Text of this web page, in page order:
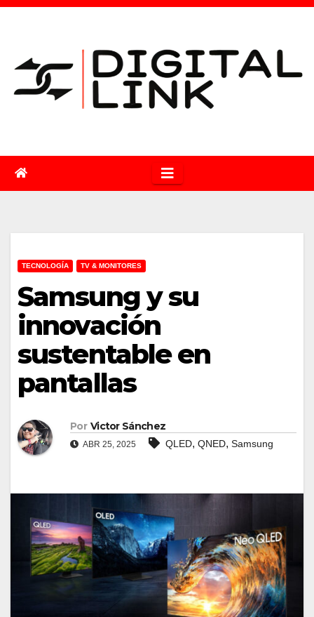
Saltar
TECNOLOGÍA TV & MONITORES
Samsung y su
innovación
sustentable en
pantallas
Por Victor Sánchez
ABR 25, 2025 QLED, QNED, Samsung